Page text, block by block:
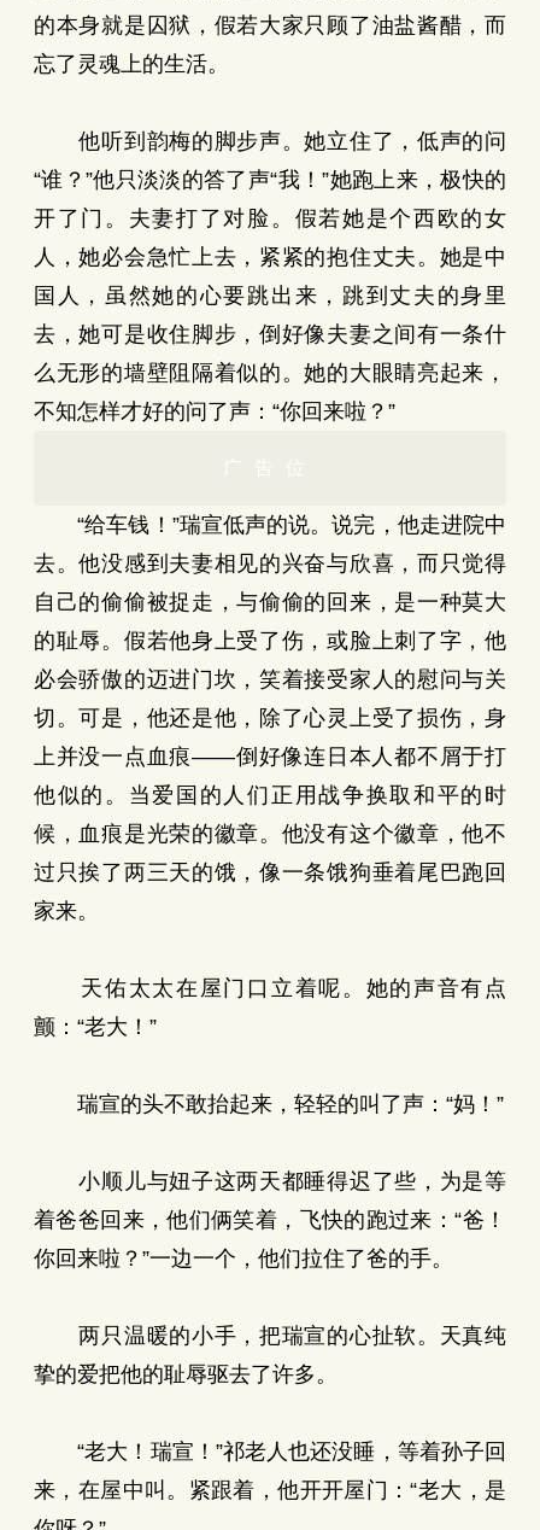
的本身就是囚狱，假若大家只顾了油盐酱醋，而
忘了灵魂上的生活。
他听到韵梅的脚步声。她立住了，低声的问
“谁？”他只淡淡的答了声“我！”她跑上来，极快的
开了门。夫妻打了对脸。假若她是个西欧的女
人，她必会急忙上去，紧紧的抱住丈夫。她是中
国人，虽然她的心要跳出来，跳到丈夫的身里
去，她可是收住脚步，倒好像夫妻之间有一条什
么无形的墙壁阻隔着似的。她的大眼睛亮起来，
不知怎样才好的问了声：“你回来啦？”
广告位
“给车钱！”瑞宣低声的说。说完，他走进院中
去。他没感到夫妻相见的兴奋与欣喜，而只觉得
自己的偷偷被捉走，与偷偷的回来，是一种莫大
的耻辱。假若他身上受了伤，或脸上刺了字，他
必会骄傲的迈进门坎，笑着接受家人的慰问与关
切。可是，他还是他，除了心灵上受了损伤，身
上并没一点血痕——倒好像连日本人都不屑于打
他似的。当爱国的人们正用战争换取和平的时
候，血痕是光荣的徽章。他没有这个徽章，他不
过只挨了两三天的饿，像一条饿狗垂着尾巴跑回
家来。
天佑太太在屋门口立着呢。她的声音有点
颤：“老大！”
瑞宣的头不敢抬起来，轻轻的叫了声：“妈！”
小顺儿与妞子这两天都睡得迟了些，为是等
着爸爸回来，他们俩笑着，飞快的跑过来：“爸！
你回来啦？”一边一个，他们拉住了爸的手。
两只温暖的小手，把瑞宣的心扯软。天真纯
挚的爱把他的耻辱驱去了许多。
“老大！瑞宣！”祁老人也还没睡，等着孙子回
来，在屋中叫。紧跟着，他开开屋门：“老大，是